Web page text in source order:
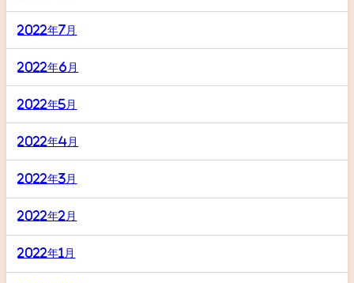
2022年7月
2022年6月
2022年5月
2022年4月
2022年3月
2022年2月
2022年1月